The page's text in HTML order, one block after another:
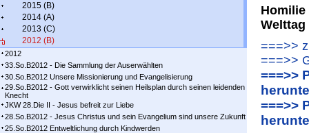
2015 (B)
2014 (A)
2013 (C)
2012 (B)
2012
33.So.B2012 - Die Sammlung der Auserwählten
30.So.B2012 Unsere Missionierung und Evangelisierung
29.So.B2012 - Gott verwirklicht seinen Heilsplan durch seinen leidenden
Knecht
JKW 28.Die II - Jesus befreit zur Liebe
28.So.B2012 - Jesus Christus und sein Evangelium sind unsere Zukunft
25.So.B2012 Entweltlichung durch Kindwerden
Welttag
===>>
===>>
===>>
===>>